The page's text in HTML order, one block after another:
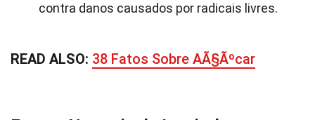
contra danos causados por radicais livres.
READ ALSO: 38 Fatos Sobre AÃ§Ãºcar